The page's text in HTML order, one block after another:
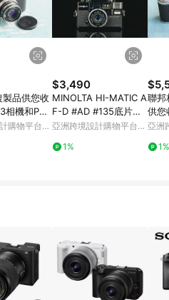
轉賣而非最終消費使用者，
準
品供您收
機和PAN
購物平台
$3,490
MINOLTA HI-MATIC A
F-D #AD #135底片相
機
亞洲跨境設計購物平台
1%
聯邦
供您
亞洲
1%